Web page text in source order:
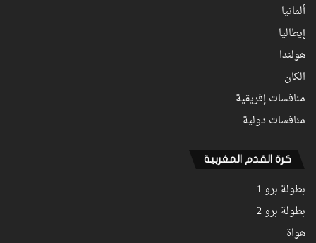
ألمانيا
إيطاليا
هولندا
الكان
منافسات إفريقية
منافسات دولية
كرة القدم المغربية
بطولة برو 1
بطولة برو 2
هواة